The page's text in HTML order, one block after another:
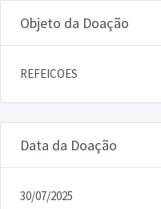
Objeto da Doação
REFEICOES
Data da Doação
30/07/2025